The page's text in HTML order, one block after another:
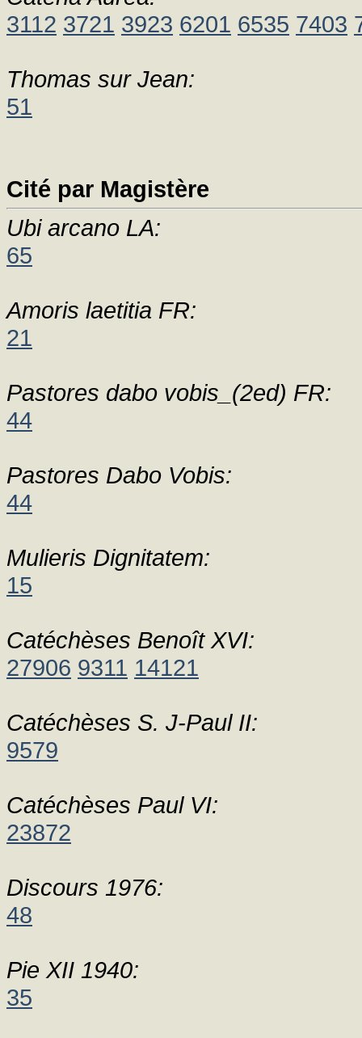
3112 3721 3923 6201 6535 7403
Thomas sur Jean:
51
Cité par Magistère
Ubi arcano LA:
65
Amoris laetitia FR:
21
Pastores dabo vobis_(2ed) FR:
44
Pastores Dabo Vobis:
44
Mulieris Dignitatem:
15
Catéchèses Benoît XVI:
27906 9311 14121
Catéchèses S. J-Paul II:
9579
Catéchèses Paul VI:
23872
Discours 1976:
48
Pie XII 1940:
35